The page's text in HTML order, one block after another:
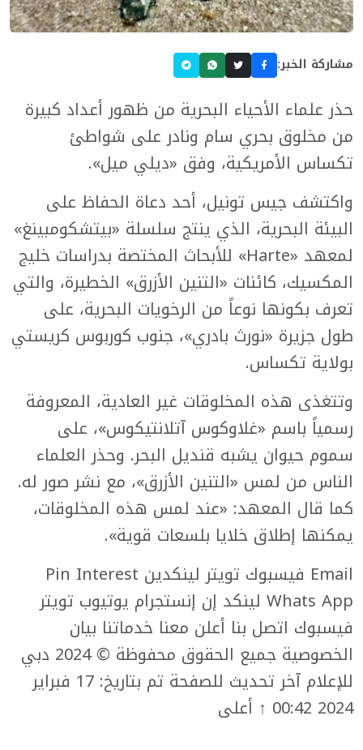
مشاركة الخبر:
حذر علماء الأحياء البحرية من ظهور أعداد كبيرة
من مخلوق بحري سام ونادر على شواطئ
تكساس الأمريكية، وفق «ديلي ميل».
واكتشف جيس تونيل، أحد دعاة الحفاظ على
البيئة البحرية، الذي ينتج سلسلة «بيتشكومبينغ»
لمعهد «Harte» للأبحاث المختصة بدراسات خليج
المكسيك، كائنات «التنين الأزرق» الخطيرة، والتي
تعرف بكونها نوعاً من الرخويات البحرية، على
طول جزيرة «نورث بادري»، جنوب كوربوس كريستي
بولاية تكساس.
وتتغذى هذه المخلوقات غير العادية، المعروفة
رسمياً باسم «غلاوكوس آتلانتيكوس»، على
سموم حيوان يشبه قنديل البحر. وحذر العلماء
الناس من لمس «التنين الأزرق»، مع نشر صور له.
كما قال المعهد: «عند لمس هذه المخلوقات،
يمكنها إطلاق خلايا بلسعات قوية».
Email فيسبوك تويتر لينكدين Pin Interest
Whats App لينكد إن إنستجرام يوتيوب تويتر
فيسبوك اتصل بنا أعلن معنا خدماتنا بيان
الخصوصية جميع الحقوق محفوظة © 2024 دبي
للإعلام آخر تحديث للصفحة تم بتاريخ: 17 فبراير
2024 00:42 ↑ أعلى